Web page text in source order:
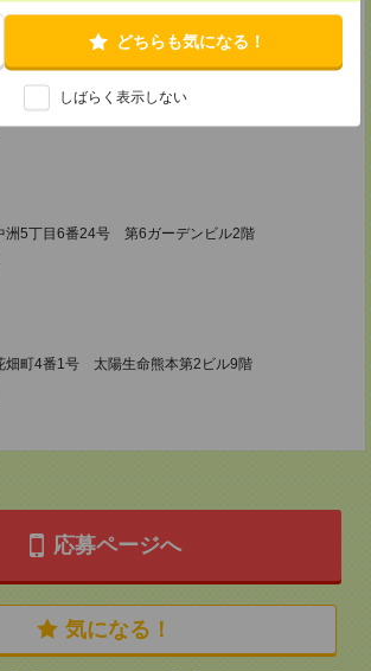
どちらも気になる！
しばらく表示しない
丁目1番地21号 ジブラルタ生命松山ビル8階
洲5丁目6番24号 第6ガーデンビル2階
畑町4番1号 太陽生命熊本第2ビル9階
応募ページへ
気になる！